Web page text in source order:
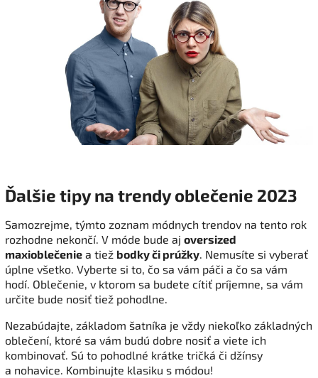
Ďalšie tipy na trendy oblečenie 2023
Samozrejme, týmto zoznam módnych trendov na tento rok
rozhodne nekončí. V móde bude aj oversized
maxioblečenie a tiež bodky či prúžky. Nemusíte si vyberať
úplne všetko. Vyberte si to, čo sa vám páči a čo sa vám
hodí. Oblečenie, v ktorom sa budete cítiť príjemne, sa vám
určite bude nosiť tiež pohodlne.
Nezabúdajte, základom šatníka je vždy niekoľko základných
oblečení, ktoré sa vám budú dobre nosiť a viete ich
kombinovať. Sú to pohodlné krátke tričká či džínsy
a nohavice. Kombinujte klasiku s módou!